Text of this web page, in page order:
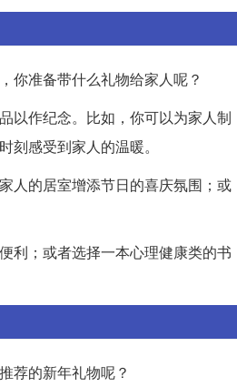
你准备带什么礼物给家人呢？
以作纪念。比如，你可以为家人制
感受到家人的温暖。
人的居室增添节日的喜庆氛围；或
利；或者选择一本心理健康类的书
荐的新年礼物呢？